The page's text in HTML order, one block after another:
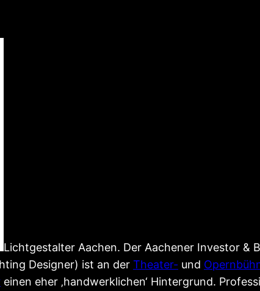
Lichtgestalter Aachen. Der Aachener Investor &
Designer) ist an der Theater- und
einen eher ‚handwerklichen‘ Hintergrund.